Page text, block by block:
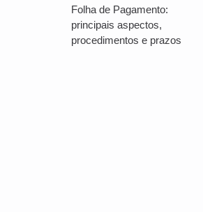
Folha de Pagamento:
principais aspectos,
procedimentos e prazos